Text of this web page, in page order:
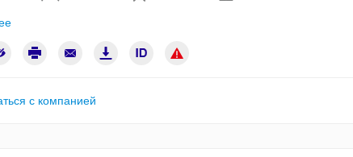
с компанией